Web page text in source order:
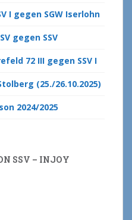
I gegen SGW Iserlohn
gegen SSV
72 III gegen SSV I
(25./26.10.2025)
2024/2025
SSV – INJOY